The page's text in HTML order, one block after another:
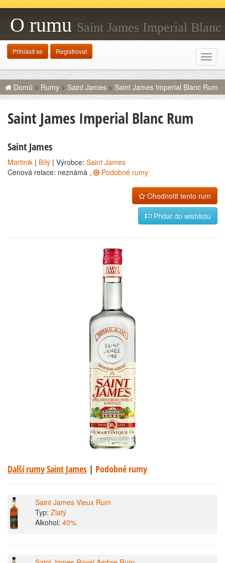
O rumu Saint James Imperial Blanc
Rum
Přihlásit se Registrovat
Domů > Rumy > Saint James > Saint James Imperial Blanc Rum
Saint James Imperial Blanc Rum
Saint James
Martinik | Bílý | Výrobce: Saint James
Cenová relace: neznámá ,
Podobné rumy
Ohodnotit tento rum
Přidat do wishlistu
Další rumy Saint James | Podobné rumy
Saint James Vieux Rum
Typ: Zlatý
Alkohol: 40%